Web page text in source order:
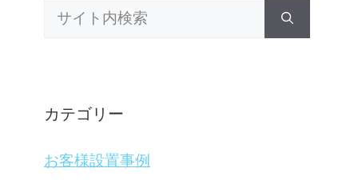
カテゴリー
お客様設置事例